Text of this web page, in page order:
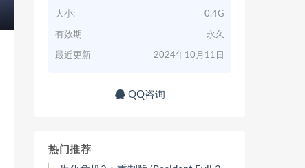
大小: 0.4G
有效期 永久
最近更新 2024年10月11日
QQ咨询
热门推荐